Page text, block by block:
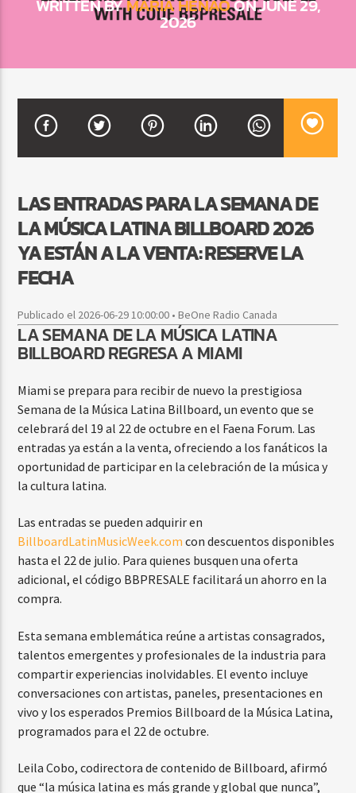
CURRENT SHOW
WRITTEN BYMARIA HENAOON JUNE 29,
2026
LAS ENTRADAS PARA LA SEMANA DE
LA MÚSICA LATINA BILLBOARD 2026
YA ESTÁN A LA VENTA: RESERVE LA
FECHA
Publicado el 2026-06-29 10:00:00 • BeOne Radio Canada
LA SEMANA DE LA MÚSICA LATINA
BILLBOARD REGRESA A MIAMI
Miami se prepara para recibir de nuevo la prestigiosa
Semana de la Música Latina Billboard, un evento que se
celebrará del 19 al 22 de octubre en el Faena Forum. Las
entradas ya están a la venta, ofreciendo a los fanáticos la
oportunidad de participar en la celebración de la música y
la cultura latina.
Las entradas se pueden adquirir en
BillboardLatinMusicWeek.com con descuentos disponibles
hasta el 22 de julio. Para quienes busquen una oferta
adicional, el código BBPRESALE facilitará un ahorro en la
compra.
Esta semana emblemática reúne a artistas consagrados,
talentos emergentes y profesionales de la industria para
compartir experiencias inolvidables. El evento incluye
conversaciones con artistas, paneles, presentaciones en
vivo y los esperados Premios Billboard de la Música Latina,
programados para el 22 de octubre.
Leila Cobo, codirectora de contenido de Billboard, afirmó
que “la música latina es más grande y global que nunca”,